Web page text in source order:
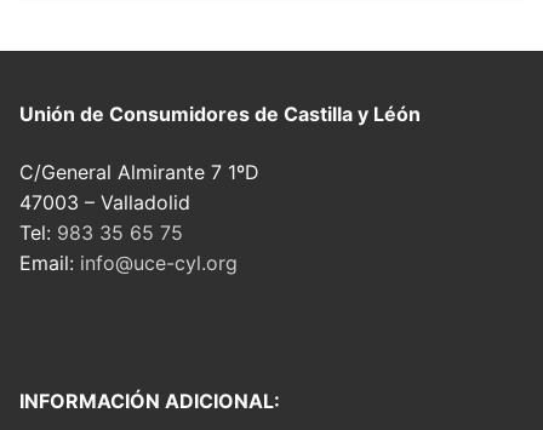
Unión de Consumidores de Castilla y Léón
C/General Almirante 7 1ºD
47003 – Valladolid
Tel: 983 35 65 75
Email: info@uce-cyl.org
INFORMACIÓN ADICIONAL: